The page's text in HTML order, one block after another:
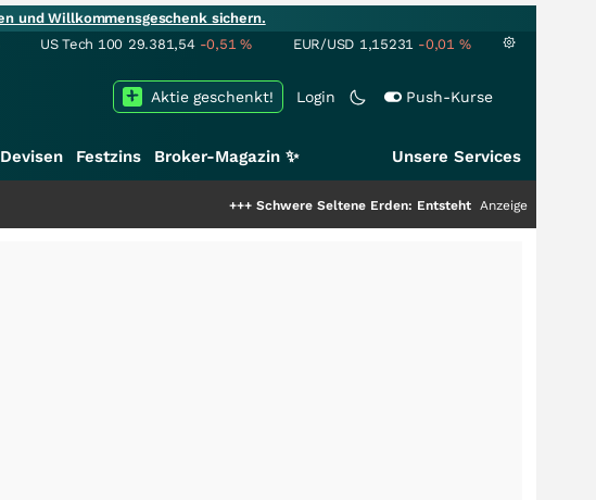
und Willkommensgeschenk sichern.
US Tech 100 29.381,54 -0,51% EUR/USD 1,15231 -0,01 %
Login Push-Kurse
Aktie geschenkt!
Devisen Festzins Broker-Magazin ✨ Unsere Services
Schwere Seltene Erden: Entsteht hier die nächste
Anzeige